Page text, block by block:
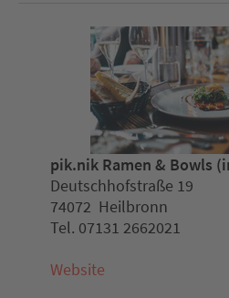
pik.nik Ramen & Bowls
Deutschhofstraße 19
74072 Heilbronn
Tel. 07131 2662021
Website